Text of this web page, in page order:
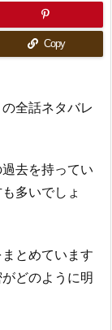
Copy
全話ネタバレ
去を持ってい
多いでしょ
とめています
どのように明